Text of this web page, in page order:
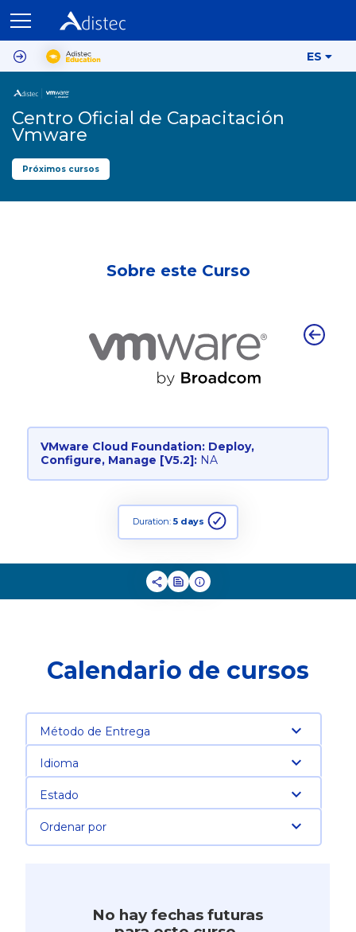
ES
Centro Oficial de Capacitación
Vmware
Próximos cursos
Sobre este Curso
VMware Cloud Foundation: Deploy,
Configure, Manage [V5.2]: NA
Duration: 5 days
Calendario de cursos
Método de Entrega
Idioma
Estado
Ordenar por
No hay fechas futuras